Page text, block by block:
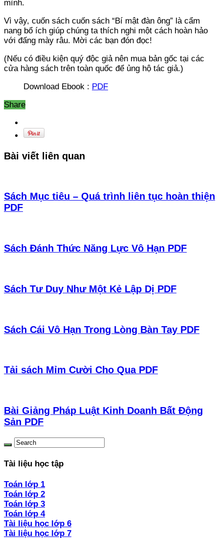
mình.
Vì vậy, cuốn sách cuốn sách “Bí mật đàn ông” là cẩm
nang bổ ích giúp chúng ta thích nghi một cách hoàn hảo
với đấng mày râu. Mời các bạn đón đọc!
(Nếu có điều kiện quý độc giả nên mua bản gốc tại các
cửa hàng sách trên toàn quốc để ủng hộ tác giả.)
Download Ebook : PDF
Share
Bài viết liên quan
Sách Mục tiêu – Quá trình liên tục hoàn thiện
PDF
Sách Đánh Thức Năng Lực Vô Hạn PDF
Sách Tư Duy Như Một Kẻ Lập Dị PDF
Sách Cái Vô Hạn Trong Lòng Bàn Tay PDF
Tải sách Mỉm Cười Cho Qua PDF
Bài Giảng Pháp Luật Kinh Doanh Bất Động
Sản PDF
Tài liệu học tập
Toán lớp 1
Toán lớp 2
Toán lớp 3
Toán lớp 4
Tài liệu học lớp 6
Tài liệu học lớp 7